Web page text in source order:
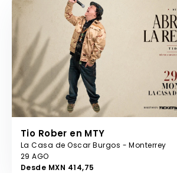
Tio Rober en MTY
La Casa de Oscar Burgos - Monterrey
29 AGO
Desde MXN 414,75